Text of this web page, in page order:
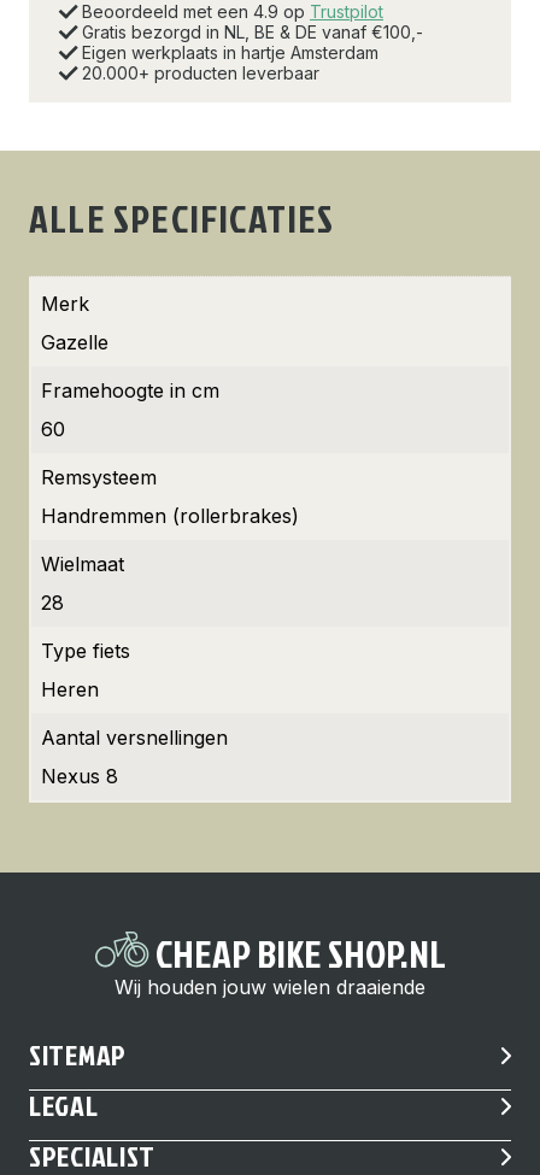
Beoordeeld met een 4.9 op Trustpilot
Gratis bezorgd in NL, BE & DE vanaf €100,-
Eigen werkplaats in hartje Amsterdam
20.000+ producten leverbaar
ALLE SPECIFICATIES
Merk
Gazelle
Framehoogte in cm
60
Remsysteem
Handremmen (rollerbrakes)
Wielmaat
28
Type fiets
Heren
Aantal versnellingen
Nexus 8
CHEAP BIKE SHOP.NL
Wij houden jouw wielen draaiende
SITEMAP
LEGAL
SPECIALIST